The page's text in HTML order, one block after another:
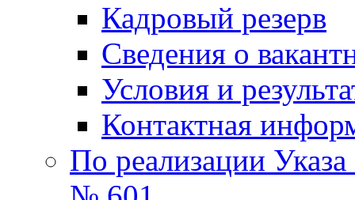
Кадровый резерв
Сведения о
Условия и
Контактная
По реализации